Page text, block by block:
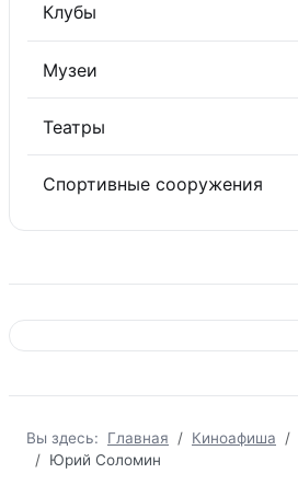
Клубы
Музеи
Театры
Спортивные сооружения
Вы здесь: Главная Киноафиша
Юрий Соломин